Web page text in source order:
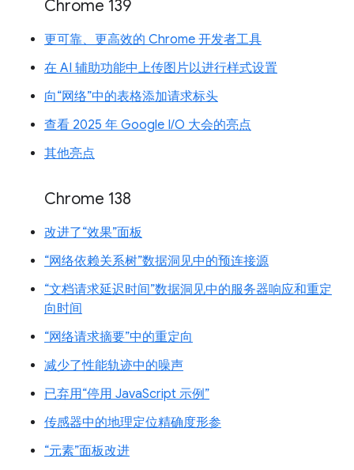
Chrome 139
更可靠、更高效的 Chrome 开发者工具
在 AI 辅助功能中上传图片以进行样式设置
向“网络”中的表格添加请求标头
查看 2025 年 Google I/O 大会的亮点
其他亮点
Chrome 138
改进了“效果”面板
“网络依赖关系树”数据洞见中的预连接源
“文档请求延迟时间”数据洞见中的服务器响应和重定
向时间
“网络请求摘要”中的重定向
减少了性能轨迹中的噪声
已弃用“停用 JavaScript 示例”
传感器中的地理定位精确度形参
“元素”面板改进